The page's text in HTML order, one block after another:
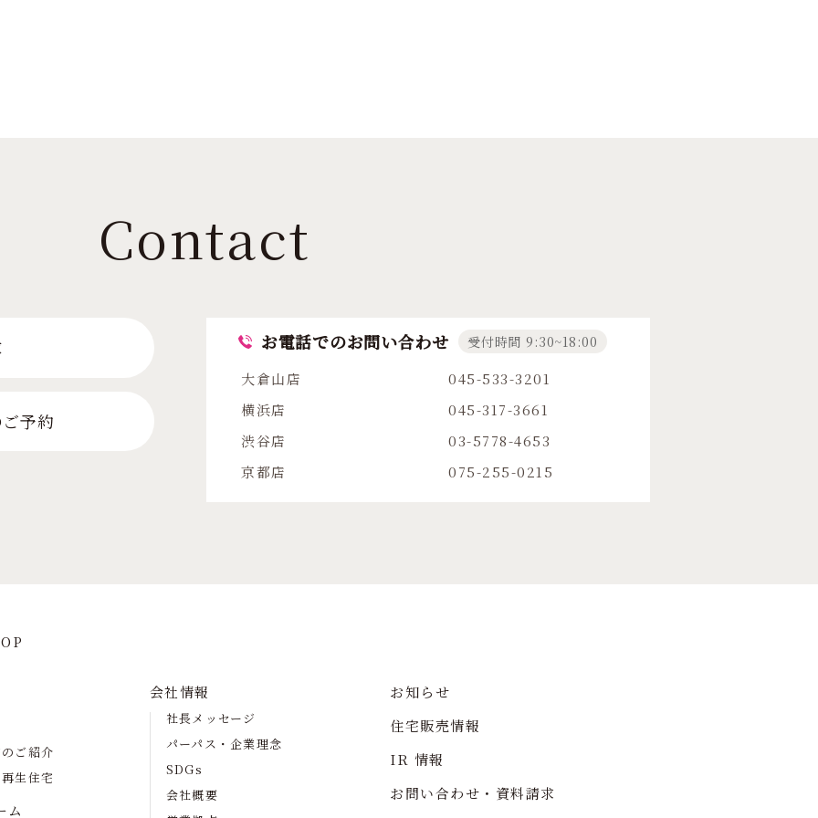
Contact
予約
お電話でのお問い合わせ 受付時間 9:30~18:00
大倉山店
045-533-3201
横浜店
045-317-3661
渋谷店
03-5778-4653
京都店
075-255-0215
ご紹介
生住宅
ム
会社情報
社長メッセージ
パーパス・企業理念
SDGs
会社概要
お知らせ
住宅販売情報
IR 情報
お問い合わせ・資料請求